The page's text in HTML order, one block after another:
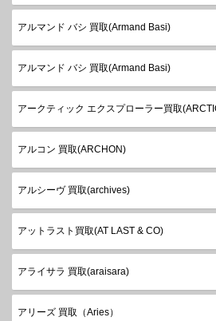
アルマンド バシ 買取(Armand Basi)
アルマンド バシ 買取(Armand Basi)
アークティック エクスプローラー買取
アルコン 買取(ARCHON)
アルシーヴ 買取(archives)
アットラスト買取(AT LAST & CO)
アライサラ 買取(araisara)
アリーズ 買取（Aries）